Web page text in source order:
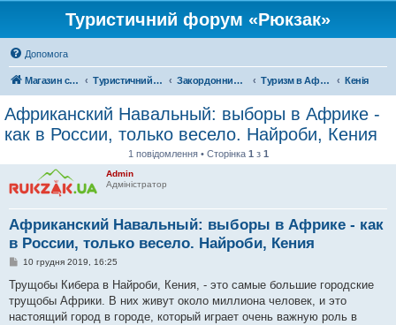
Туристичний форум «Рюкзак»
Допомога
Магазин спорядження Туристичний форум «Рюкзак» Закордонний туризм Туризм в Африці Кенія
Африканский Навальный: выборы в Африке -
как в России, только весело. Найроби, Кения
1 повідомлення • Сторінка 1 з 1
Admin
Адміністратор
Африканский Навальный: выборы в Африке - как
в России, только весело. Найроби, Кения
П
в
д
о
10 грудня 2019, 16:25
Трущобы Кибера в Найроби, Кения, - это самые большие городские
трущобы Африки. В них живут около миллиона человек, и это
настоящий город в городе, который играет очень важную роль в